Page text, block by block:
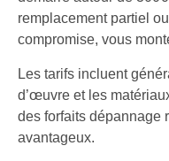
remplacement partiel
compromise, vous
Les tarifs incluent
d’œuvre et les
des forfaits dépannage
avantageux.